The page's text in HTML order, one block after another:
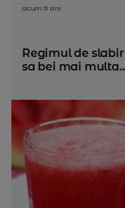
acum 11 ani
Regimul de
sa bei mai